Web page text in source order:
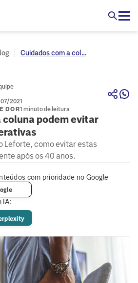
Cuidados com a col...
2021
DOR1 minuto de leitura
coluna podem evitar
Leforte, como evitar estas
após os 40 anos.
IA:
com prioridade no Google